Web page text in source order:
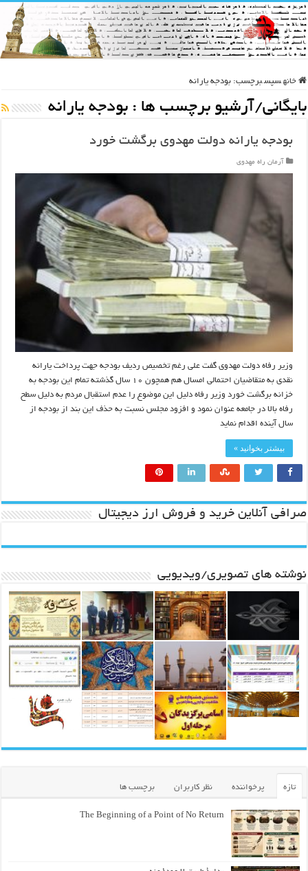
خانه سپس برچسب: بودجه یارانه
بایگانی/آرشیو برچسب ها : بودجه یارانه
بودجه یارانه دولت مهدوی برگشت خورد
آرمان راه مهدوی
وزیر رفاه دولت مهدوی گفت علی رغم تخصیص ردیف بودجه جهت پرداخت یارانه
نقدی به متقاضیان احتمالی امسال هم همچون ۱۰ سال گذشته تمام این بودجه به
خزانه برگشت خورد وزیر رفاه دلیل این موضوع را عدم استقبال مردم به دلیل سطح
رفاه بالا در جامعه عنوان نمود و افزود مجلس نسبت به حذف این بند از بودجه از
سال آینده اقدام نماید
بیشتر بخوانید »
صرافی آنلاین خرید و فروش ارز دیجیتال
نوشته های تصویری/ویدیویی
تازه پرخواننده نظر کاربران برچسب ها
The Beginning of a Point of No Return